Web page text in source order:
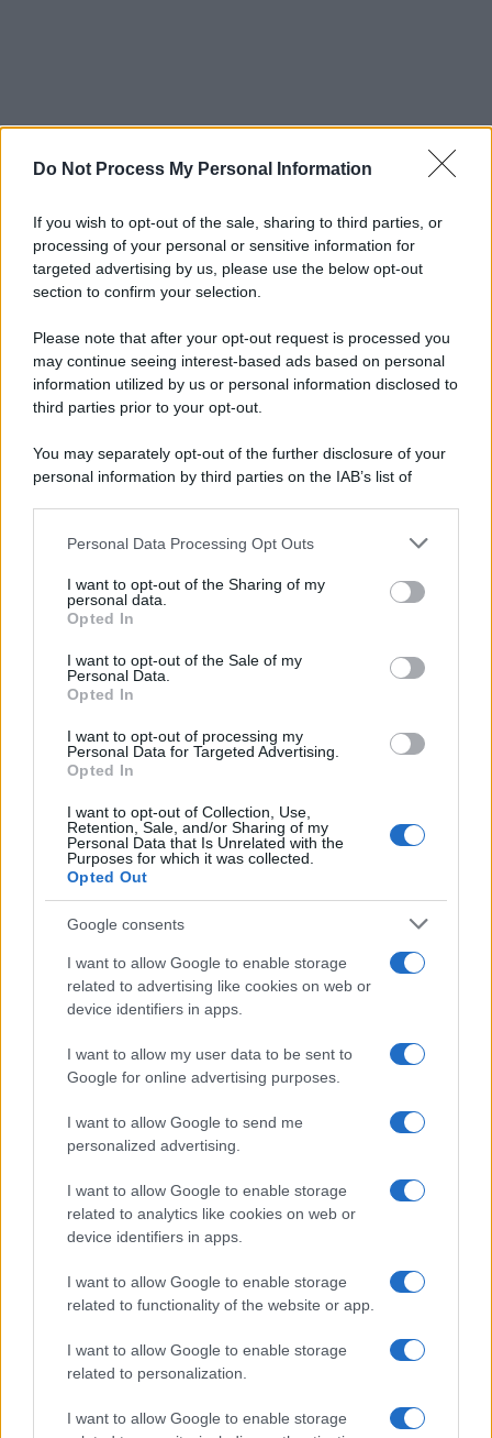
Do Not Process My Personal Information
If you wish to opt-out of the sale, sharing to third parties, or
processing of your personal or sensitive information for
targeted advertising by us, please use the below opt-out
section to confirm your selection.
Please note that after your opt-out request is processed you
may continue seeing interest-based ads based on personal
information utilized by us or personal information disclosed to
third parties prior to your opt-out.
You may separately opt-out of the further disclosure of your
personal information by third parties on the IAB’s list of
This information may also be disclosed by us to third parties
disclose it to other third parties.
Please note that this website/app uses one or more Google
services and may gather and store information including but
not limited to your visit or usage behaviour. You may click to
grant or deny consent to Google and its third-party tags to
consent section.
Personal Data Processing Opt Outs
I want to opt-out of the Sharing of my
personal data.
Opted In
I want to opt-out of the Sale of my
Personal Data.
Opted In
I want to opt-out of processing my
Personal Data for Targeted Advertising.
Opted In
I want to opt-out of Collection, Use,
Retention, Sale, and/or Sharing of my
Personal Data that Is Unrelated with the
Purposes for which it was collected.
Opted Out
Google consents
I want to allow Google to enable storage
related to advertising like cookies on web or
device identifiers in apps.
I want to allow my user data to be sent to
Google for online advertising purposes.
I want to allow Google to send me
personalized advertising.
I want to allow Google to enable storage
related to analytics like cookies on web or
device identifiers in apps.
I want to allow Google to enable storage
related to functionality of the website or app.
I want to allow Google to enable storage
related to personalization.
I want to allow Google to enable storage